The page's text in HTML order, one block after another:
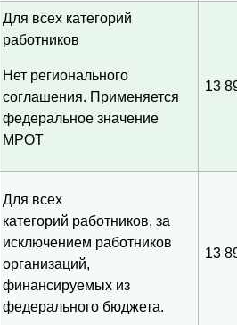
Для всех категорий
работников
Нет регионального
соглашения. Применяется
федеральное значение
МРОТ
13
Для всех
категорий работников, за
исключением работников
организаций,
финансируемых из
федерального бюджета.
13